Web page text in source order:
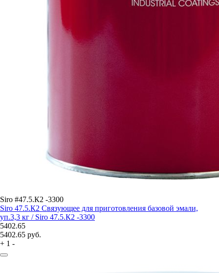
Siro #47.5.К2 -3300
Siro 47.5.К2 Связующее для приготовления базовой эмали,
уп.3,3 кг / Siro 47.5.К2 -3300
5402.65
5402.65 руб.
+ 1 -